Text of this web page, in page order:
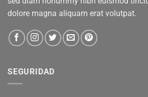
dolore magna aliquam erat volutpat.
SEGURIDAD